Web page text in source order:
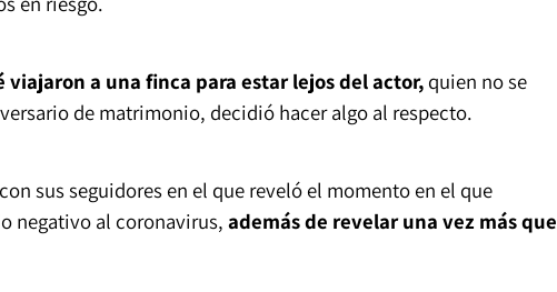
a una finca para estar lejos del actor, quien no se
de matrimonio, decidió hacer algo al respecto.
sus seguidores en el que reveló el momento en el que
negativo al coronavirus, además de revelar una vez más que